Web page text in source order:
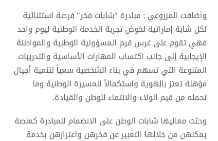
وأضافت المزروعي : مبادرة "شابات فخر" فرصة استثنائية
لكل شابة إماراتية لخوض تجربة الخدمة الوطنية ليوم واحد
فهي تقوم على غرس قيم المسؤولية الوطنية والمواطنة
الإيجابية إلى جانب اكتساب المهارات الأساسية والتدريبات
المتنوعة التي تسهم في بناء الشخصية سعياً لتنمية أجيال
مؤهلة تعتز بالهوية واستكمالاً للمسيرة الوطنية وما
تحمله من قيم الولاء والانتماء للوطن والقيادة.
وحثت معاليها شابات الوطن على الانضمام للمبادرة كمنصة
يمكنهن من خلالها التعبير عن فخرهن واعتزازهن بخدمة